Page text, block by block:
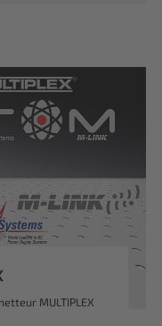
MULTIPLEX